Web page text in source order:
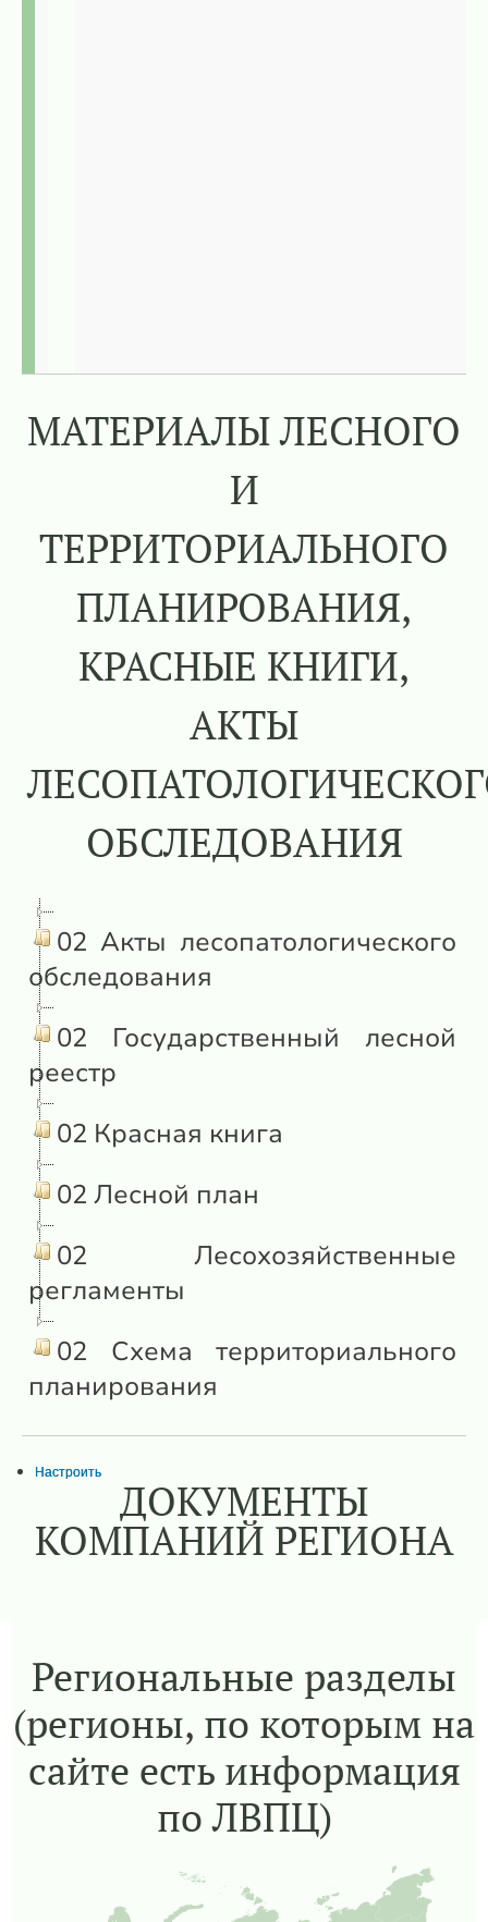
МАТЕРИАЛЫ ЛЕСНОГО
И
ТЕРРИТОРИАЛЬНОГО
ПЛАНИРОВАНИЯ,
КРАСНЫЕ КНИГИ,
АКТЫ
ОБСЛЕДОВАНИЯ
02 Акты лесопатологического
обследования
02 Государственный лесной
реестр
02 Красная книга
02 Лесной план
02 Лесохозяйственные
регламенты
02 Схема территориального
планирования
Настроить
ДОКУМЕНТЫ
КОМПАНИЙ РЕГИОНА
Региональные разделы
(регионы, по которым на
сайте есть информация
по ЛВПЦ)